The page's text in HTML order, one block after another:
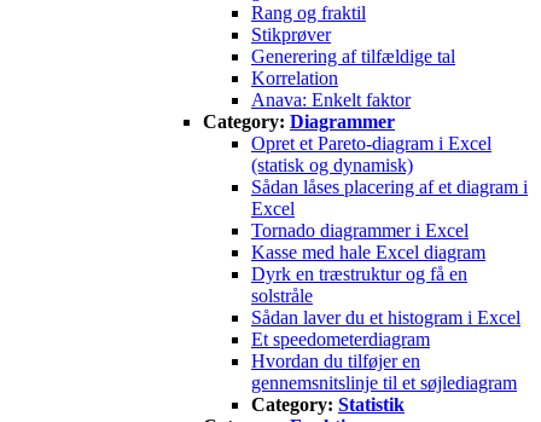
Rang og fraktil
Stikprøver
Generering af tilfældige tal
Korrelation
Anava: Enkelt faktor
Category: Diagrammer
Opret et Pareto-diagram i Excel
(statisk og dynamisk)
Sådan låses placering af et diagram i
Excel
Tornado diagrammer i Excel
Kasse med hale Excel diagram
Dyrk en træstruktur og få en
solstråle
Sådan laver du et histogram i Excel
Et speedometerdiagram
Hvordan du tilføjer en
gennemsnitslinje til et søjlediagram
Category: Statistik